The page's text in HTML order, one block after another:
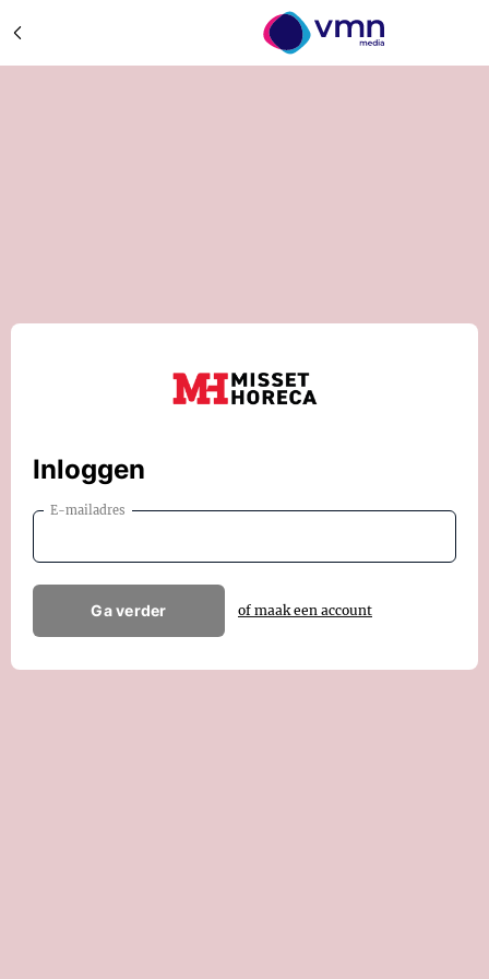
Inloggen
E-mailadres
Ga verder of maak een account